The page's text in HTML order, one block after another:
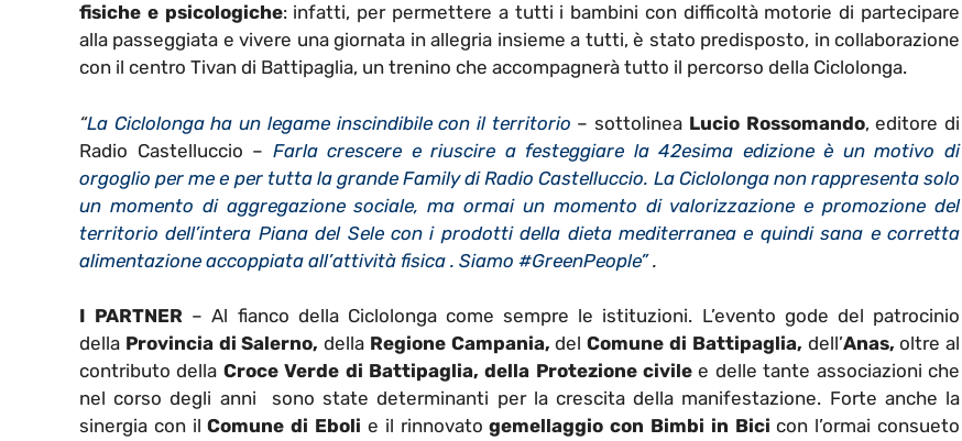
fisiche e psicologiche: infatti, per permettere a tutti i bambini con difficoltà motorie di partecipare
alla passeggiata e vivere una giornata in allegria insieme a tutti, è stato predisposto, in collaborazione
con il centro Tivan di Battipaglia, un trenino che accompagnerà tutto il percorso della Ciclolonga.
“La Ciclolonga ha un legame inscindibile con il territorio – sottolinea Lucio Rossomando, editore di
Radio Castelluccio – Farla crescere e riuscire a festeggiare la 42esima edizione è un motivo di
orgoglio per me e per tutta la grande Family di Radio Castelluccio. La Ciclolonga non rappresenta solo
un momento di aggregazione sociale, ma ormai un momento di valorizzazione e promozione del
territorio dell’intera Piana del Sele con i prodotti della dieta mediterranea e quindi sana e corretta
alimentazione accoppiata all’attività fisica . Siamo #GreenPeople”.
I PARTNER – Al fianco della Ciclolonga come sempre le istituzioni. L’evento gode del patrocinio
della Provincia di Salerno,della Regione Campania,delComune di Battipaglia, dell’Anas, oltre al
contributo della Croce Verde di Battipaglia, della Protezione civile e delle tante associazioni che
nel corso degli anni sono state determinanti per la crescita della manifestazione. Forte anche la
sinergia con ilComune di Eboli e il rinnovatogemellaggio con Bimbi in Bici con l’ormai consueto